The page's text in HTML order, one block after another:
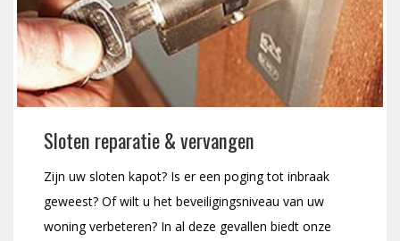
Sloten reparatie & vervangen
Zijn uw sloten kapot? Is er een poging tot inbraak
geweest? Of wilt u het beveiligingsniveau van uw
woning verbeteren? In al deze gevallen biedt onze